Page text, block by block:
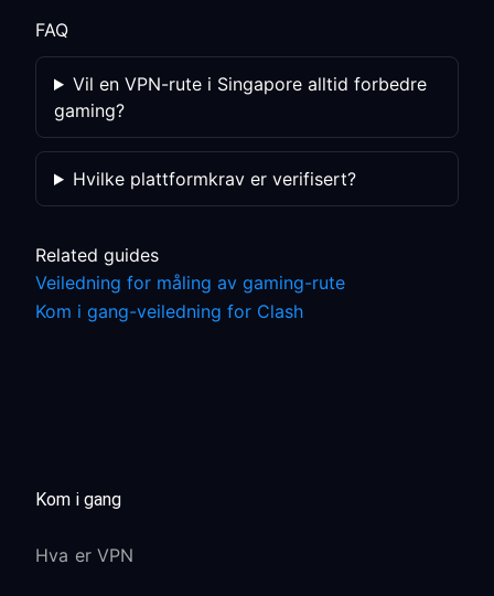
FAQ
Vil en VPN-rute i Singapore alltid forbedre
gaming?
Hvilke plattformkrav er verifisert?
Related guides
Veiledning for måling av gaming-rute
Kom i gang-veiledning for Clash
Kom i gang
Hva er VPN